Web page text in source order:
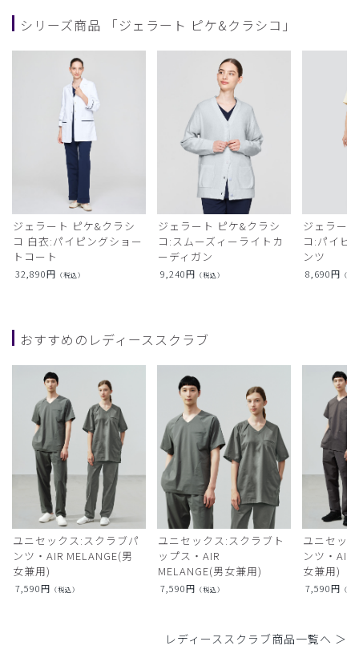
シリーズ商品 「ジェラート ピケ&クラシコ」
ジェラート ピケ&クラシ
コ 白衣:パイピングショー
トコート
32,890円 （税込）
ジェラート ピケ&クラシ
コ:スムーズィーライトカ
ーディガン
9,240円 （税込）
ジェラー
コ:パイピ
ンツ
8,690円 （税
おすすめのレディーススクラブ
ユニセックス:スクラブパ
ンツ・AIR MELANGE(男
女兼用)
7,590円 （税込）
ユニセックス:スクラブト
ップス・AIR
MELANGE(男女兼用)
7,590円 （税込）
ユニセッ
ンツ・AIR
女兼用)
7,590円 （税
レディーススクラブ商品一覧へ ＞